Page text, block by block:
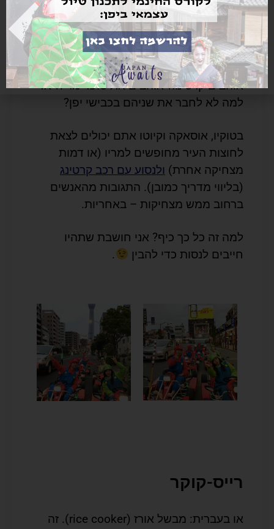
סופר-מריו קרט
אוהבים קרטינג? אוהבים את סופר מריו? אז
למה לא לחבר את שניהם בכבישי יפן?
בטוקיו, אוסאקה וקיוטו אתם יכולים לצאת
לחוצות העיר מחופשים למריו (או דמות
מצחיקה אחרת) ולנסוע עם רכב קרטינג
(בליווי מדריך כמובן). התגובות מהאנשים
ברחוב ממש מצחיקות – באחריות.
למה זה כל כך כיף? אני חושבת שתהיו
חייבים לנסות כדי להבין
.
רייס-קוקר
או בעברית: מבשל אורז (rice cooker). זה